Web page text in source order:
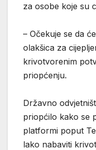
za osobe koje su
– Očekuje se da
olakšica za
krivotvorenim
priopćenju.
Državno
priopćilo kako se
platformi poput
lako nabaviti